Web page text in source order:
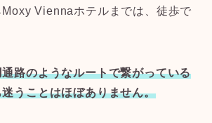
Moxy Viennaホテルまでは、徒歩で
通路のようなルートで繋がっている
うことはほぼありません。